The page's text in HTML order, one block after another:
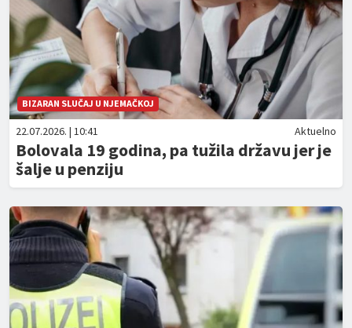
BIZARAN SLUČAJ U NJEMAČKOJ
22.07.2026. | 10:41 Aktuelno
Bolovala 19 godina, pa tužila državu jer je
šalje u penziju